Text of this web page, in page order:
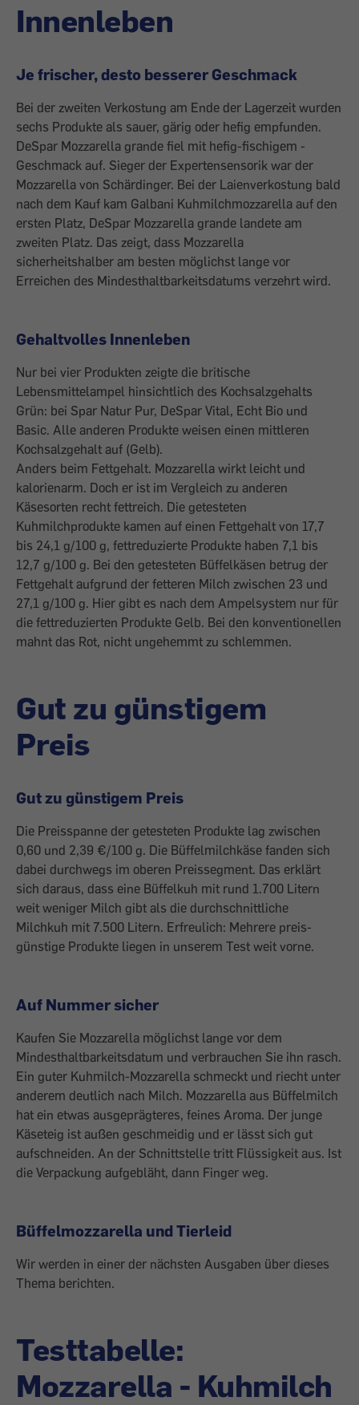
Innenleben
Je frischer, desto besserer Geschmack
Bei der zweiten Verkostung am Ende der Lagerzeit wurden
sechs Produkte als ­sauer, gärig oder hefig empfunden.
DeSpar Mozzarella grande fiel mit hefig-fischigem ­
Geschmack auf. Sieger der Expertensen­sorik war der
Mozzarella von Schärdinger. Bei der Laienverkostung bald
nach dem Kauf kam Galbani Kuhmilchmozzarella auf den
ersten Platz, DeSpar Mozzarella grande landete am
zweiten Platz. Das zeigt, dass Mozzarella
sicherheitshalber am besten möglichst lange vor
Erreichen des Mindesthaltbarkeitsdatums verzehrt wird.
Gehaltvolles Innenleben
Nur bei vier Produkten zeigte die britische
Lebensmittelampel hinsichtlich des Kochsalzgehalts
Grün: bei Spar Natur Pur, DeSpar Vital, Echt Bio und
Basic. Alle anderen Produkte weisen einen mittleren
Kochsalz­gehalt auf (Gelb).
Anders beim Fettgehalt. Mozzarella wirkt leicht und
kalorienarm. Doch er ist im Vergleich zu anderen
Käsesorten recht fettreich. Die getesteten
Kuhmilchprodukte ­kamen auf einen Fettgehalt von 17,7
bis 24,1 g/100 g, fettreduzierte Produkte haben 7,1 bis
12,7 g/100 g. Bei den getesteten Büffelkäsen betrug der
Fettgehalt aufgrund der fetteren Milch zwischen 23 und
27,1 g/100 g. Hier gibt es nach dem Ampelsystem nur für
die fettreduzierten Produkte Gelb. Bei den konventionellen
mahnt das Rot, nicht ungehemmt zu schlemmen.
Gut zu günstigem
Preis
Gut zu günstigem Preis
Die Preisspanne der getesteten Produkte lag zwischen
0,60 und 2,39 €/100 g. Die Büffelmilchkäse fanden sich
dabei durchwegs im oberen Preissegment. Das erklärt
sich daraus, dass eine Büffelkuh mit rund 1.700 Litern
weit weniger Milch gibt als die durchschnittliche
Milchkuh mit 7.500 Litern. Erfreulich: Mehrere preis­
günstige Produkte liegen in unserem Test weit vorne.
Auf Nummer sicher
Kaufen Sie Mozzarella möglichst lange vor dem
Mindesthaltbarkeitsdatum und verbrauchen Sie ihn rasch.
Ein guter Kuh­milch-Mozzarella schmeckt und riecht unter
anderem deutlich nach Milch. Mozzarella aus Büffelmilch
hat ein etwas ausgeprägteres, feines Aroma. Der junge
Käseteig ist außen geschmeidig und er lässt sich gut
aufschneiden. An der Schnittstelle tritt Flüssigkeit aus. Ist
die Verpackung aufgebläht, dann Finger weg.
Büffelmozzarella und Tierleid
Wir werden in einer der nächsten Ausgaben über dieses
Thema berichten.
Testtabelle:
Mozzarella - Kuhmilch